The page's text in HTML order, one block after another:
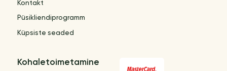
Kontakt
Püsikliendiprogramm
Küpsiste seaded
Kohaletoimetamine